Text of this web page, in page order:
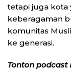
tetapi juga kota
keberagaman
komunitas
ke generasi.
Tonton podcast